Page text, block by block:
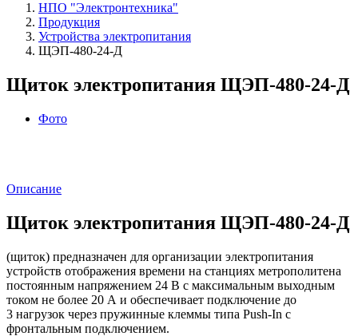
НПО "Электронтехника"
Продукция
Устройства электропитания
ЩЭП-480-24-Д
Щиток электропитания ЩЭП-480-24-Д
Фото
Описание
Щиток электропитания ЩЭП-480-24-Д
(щиток) предназначен для организации электропитания
устройств отображения времени на станциях метрополитена
постоянным напряжением 24 В с максимальным выходным
током не более 20 А и обеспечивает подключение до
3 нагрузок через пружинные клеммы типа Push-In с
фронтальным подключением.